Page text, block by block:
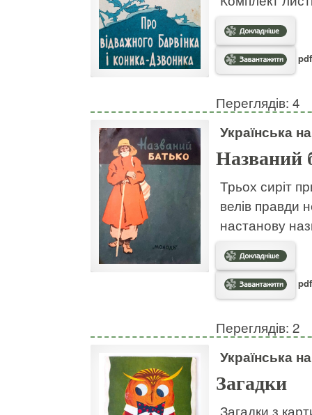
Переглядів: 4
Українська
Названий
Трьох сиріт
велів правди
настанову
Переглядів: 2
Українська
Загадки
Загадки з